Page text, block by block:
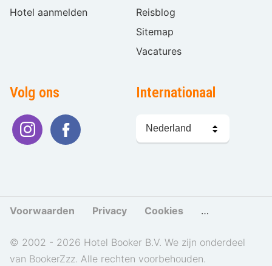
Hotel aanmelden
Reisblog
Sitemap
Vacatures
Volg ons Internationaal
kiezen
Voorwaarden Privacy Cookies Cookies
© 2002 - 2026 Hotel Booker B.V. We zijn onderdeel
van BookerZzz. Alle rechten voorbehouden.